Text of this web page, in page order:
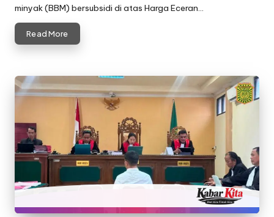
minyak (BBM) bersubsidi di atas Harga Eceran…
Read More